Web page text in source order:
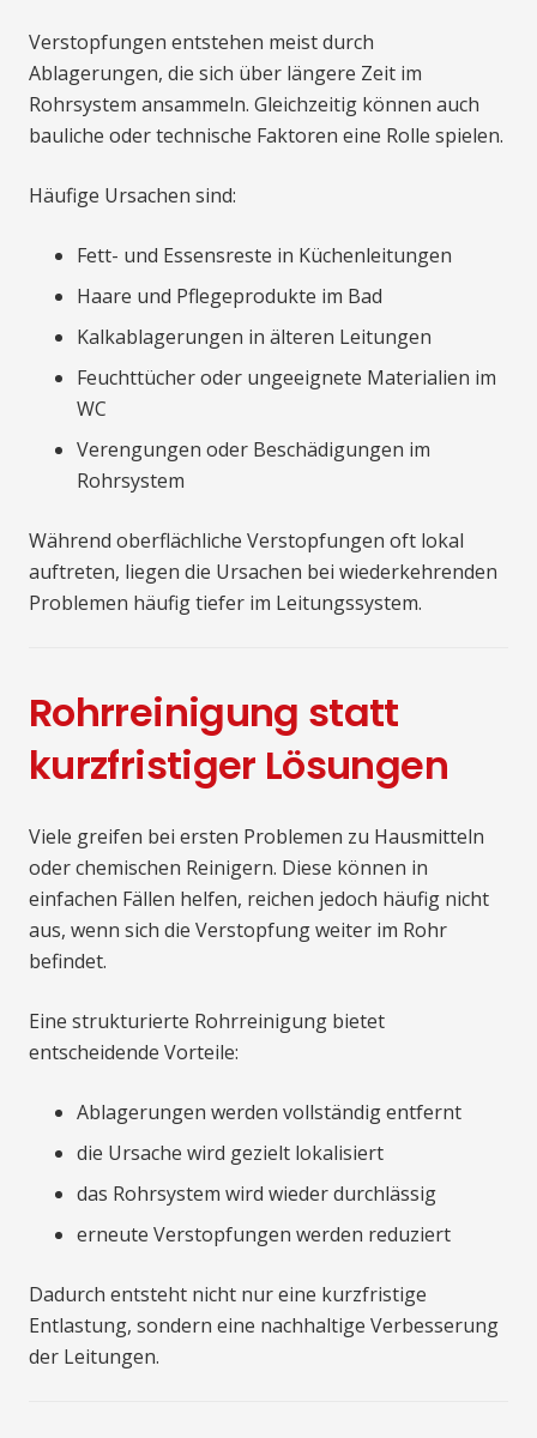
Verstopfungen entstehen meist durch
Ablagerungen, die sich über längere Zeit im
Rohrsystem ansammeln. Gleichzeitig können auch
bauliche oder technische Faktoren eine Rolle spielen.
Häufige Ursachen sind:
Fett- und Essensreste in Küchenleitungen
Haare und Pflegeprodukte im Bad
Kalkablagerungen in älteren Leitungen
Feuchttücher oder ungeeignete Materialien im
WC
Verengungen oder Beschädigungen im
Rohrsystem
Während oberflächliche Verstopfungen oft lokal
auftreten, liegen die Ursachen bei wiederkehrenden
Problemen häufig tiefer im Leitungssystem.
Rohrreinigung statt
kurzfristiger Lösungen
Viele greifen bei ersten Problemen zu Hausmitteln
oder chemischen Reinigern. Diese können in
einfachen Fällen helfen, reichen jedoch häufig nicht
aus, wenn sich die Verstopfung weiter im Rohr
befindet.
Eine strukturierte Rohrreinigung bietet
entscheidende Vorteile:
Ablagerungen werden vollständig entfernt
die Ursache wird gezielt lokalisiert
das Rohrsystem wird wieder durchlässig
erneute Verstopfungen werden reduziert
Dadurch entsteht nicht nur eine kurzfristige
Entlastung, sondern eine nachhaltige Verbesserung
der Leitungen.